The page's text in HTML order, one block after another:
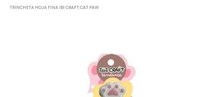
TRINCHETA HOJA FINA IBI CRAFT CAT PAW